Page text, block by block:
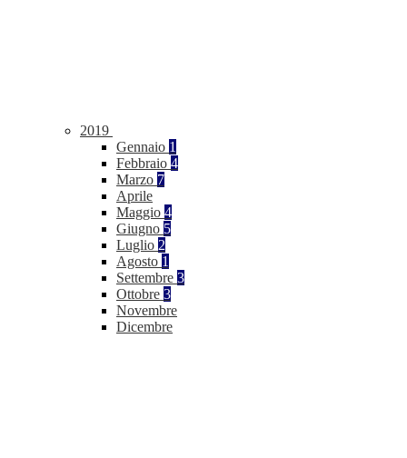
2019
Gennaio 1
Febbraio 4
Marzo 7
Aprile
Maggio 4
Giugno 5
Luglio 2
Agosto 1
Settembre 3
Ottobre 3
Novembre
Dicembre